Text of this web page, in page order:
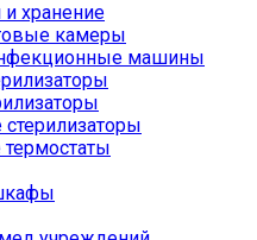
хранение
камеры
машины